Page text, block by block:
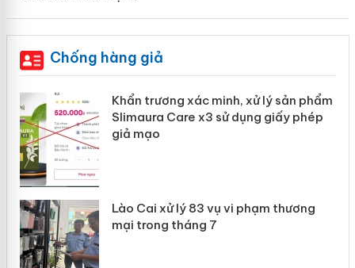
Chống hàng giả
Khẩn trương xác minh, xử lý sản phẩm
Slimaura Care x3 sử dụng giấy phép
giả mạo
Lào Cai xử lý 83 vụ vi phạm thương
mại trong tháng 7